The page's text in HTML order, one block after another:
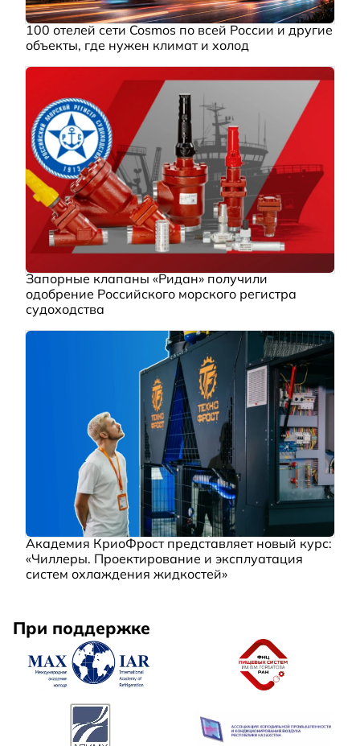
100 отелей сети Cosmos по всей России и другие
объекты, где нужен климат и холод
Запорные клапаны «Ридан» получили
одобрение Российского морского регистра
судоходства
Академия КриоФрост представляет новый курс:
«Чиллеры. Проектирование и эксплуатация
систем охлаждения жидкостей»
При поддержке